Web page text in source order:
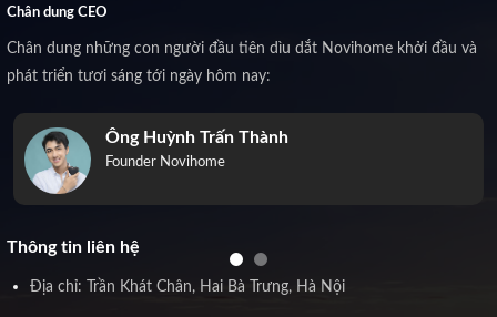
Chân dung CEO
Chân dung những con người đầu tiên dìu dắt Novihome khởi đầu và
phát triển tươi sáng tới ngày hôm nay:
Ông Huỳnh Trấn Thành
Founder Novihome
Thông tin liên hệ
Địa chỉ: Trần Khát Chân, Hai Bà Trưng, Hà Nội